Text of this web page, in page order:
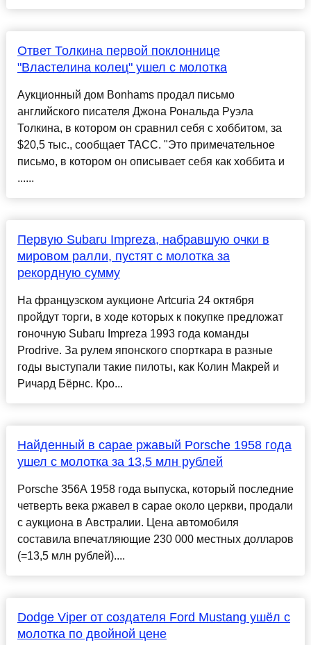
Ответ Толкина первой поклоннице
"Властелина колец" ушел с молотка
Аукционный дом Bonhams продал письмо
английского писателя Джона Рональда Руэла
Толкина, в котором он сравнил себя с хоббитом, за
$20,5 тыс., сообщает ТАСС. "Это примечательное
письмо, в котором он описывает себя как хоббита и
......
Первую Subaru Impreza, набравшую очки в
мировом ралли, пустят с молотка за
рекордную сумму
На французском аукционе Artcuria 24 октября
пройдут торги, в ходе которых к покупке предложат
гоночную Subaru Impreza 1993 года команды
Prodrive. За рулем японского спорткара в разные
годы выступали такие пилоты, как Колин Макрей и
Ричард Бёрнс. Кро...
Найденный в сарае ржавый Porsche 1958 года
ушел с молотка за 13,5 млн рублей
Porsche 356A 1958 года выпуска, который последние
четверть века ржавел в сарае около церкви, продали
с аукциона в Австралии. Цена автомобиля
составила впечатляющие 230 000 местных долларов
(=13,5 млн рублей)....
Dodge Viper от создателя Ford Mustang ушёл с
молотка по двойной цене